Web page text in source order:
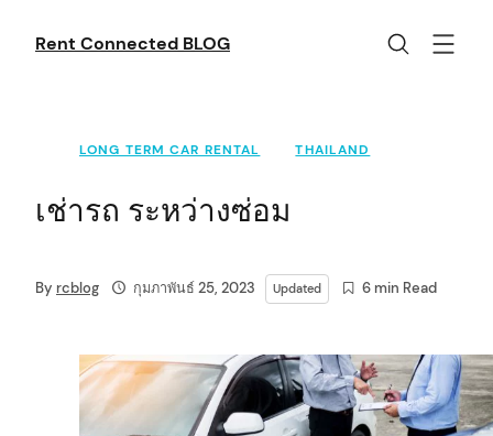
Rent Connected BLOG
LONG TERM CAR RENTAL THAILAND
เช่ารถ ระหว่างซ่อม
By rcblog กุมภาพันธ์ 25, 2023 Updated 6 min Read